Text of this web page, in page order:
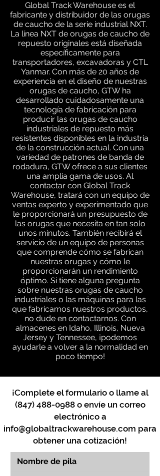
Global Track Warehouse es el
fabricante y distribuidor de las orugas
de caucho de la serie industrial NXT.
La línea NXT de orugas de caucho de
repuesto originales está diseñada
específicamente para
transportadores, excavadoras y CTL
Yanmar. Con más de 20 años de
experiencia en el diseño de nuestras
orugas de caucho, GTW ha
desarrollado cuidadosamente una
tecnología de fabricación para
producir las orugas de caucho
industriales de repuesto más
resistentes disponibles en la industria
de la construcción actual. Con una
variedad de patrones de banda de
rodadura, GTW ofrece a sus clientes
una amplia gama de usos. Al
contactar con Global Track
Warehouse, tratará con un equipo de
ventas experto y experimentado que
le proporcionará un presupuesto de
las orugas que necesita en tan solo
unos minutos. También recibirá el
servicio de un equipo de personas
que comprende cómo se fabrican
nuestras orugas y cómo le
proporcionarán un rendimiento
óptimo. Si tiene alguna pregunta
sobre nuestras orugas de caucho
industriales o las máquinas para las
que fabricamos nuestros productos,
no dude en contactarnos. Con
almacenes en Idaho, Illinois, Nueva
Jersey y Tennessee, ¡podemos
ayudarle a volver a la normalidad en
poco tiempo!
¡Complete el formulario o llame al
(847) 488-0988o envíe un correo
electrónico a
info@globaltrackwarehouse.com para
obtener una cotización!